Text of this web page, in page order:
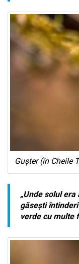
Gușter (în Cheile
„Unde solul
găsești
verde cu multe